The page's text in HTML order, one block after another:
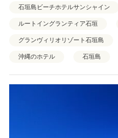
石垣島ビーチホテルサンシャイン
ルートイングランティア石垣
グランヴィリオリゾート石垣島
沖縄のホテル 石垣島